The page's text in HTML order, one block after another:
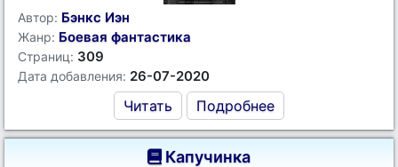
Автор: Бэнкс Иэн
Жанр: Боевая фантастика
Страниц: 309
Дата добавления: 26-07-2020
Читать Подробнее
Капучинка